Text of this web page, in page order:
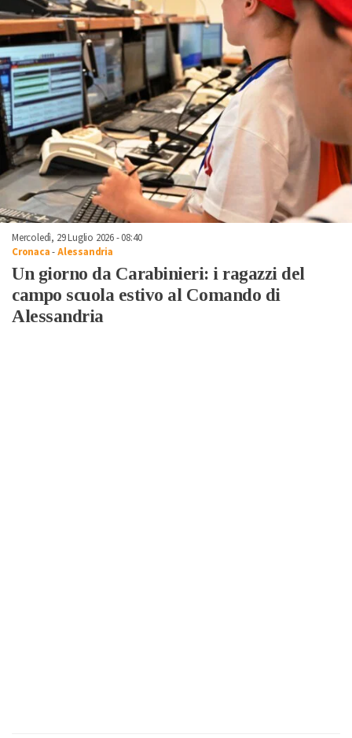
Mercoledì, 29 Luglio 2026 - 08:40
Cronaca-Alessandria
Un giorno da Carabinieri: i ragazzi del
campo scuola estivo al Comando di
Alessandria